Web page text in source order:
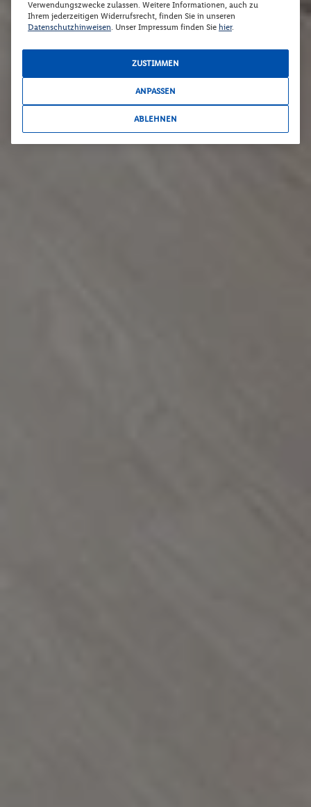
Verwendungszwecke zulassen. Weitere Informationen, auch zu
Ihrem jederzeitigen Widerrufsrecht, finden Sie in unseren
Datenschutzhinweisen. Unser Impressum finden Sie hier.
ZUSTIMMEN
ANPASSEN
ABLEHNEN